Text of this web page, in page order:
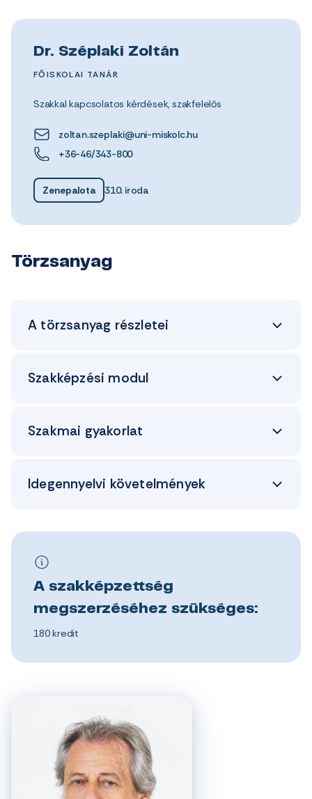
Dr. Széplaki Zoltán
FŐISKOLAI TANÁR
Szakkal kapcsolatos kérdések, szakfelelős
zoltan.szeplaki@uni-miskolc.hu
+36-46/343-800
Zenepalota 310. iroda
Törzsanyag
A törzsanyag részletei
Szakképzési modul
Szakmai gyakorlat
Idegennyelvi követelmények
A szakképzettség
megszerzéséhez szükséges:
180 kredit